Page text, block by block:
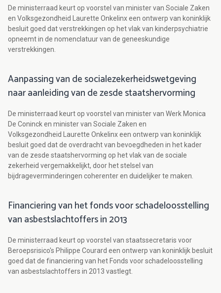
De ministerraad keurt op voorstel van minister van Sociale Zaken
en Volksgezondheid Laurette Onkelinx een ontwerp van koninklijk
besluit goed dat verstrekkingen op het vlak van kinderpsychiatrie
opneemt in de nomenclatuur van de geneeskundige
verstrekkingen.
Aanpassing van de socialezekerheidswetgeving
naar aanleiding van de zesde staatshervorming
De ministerraad keurt op voorstel van minister van Werk Monica
De Coninck en minister van Sociale Zaken en
Volksgezondheid Laurette Onkelinx een ontwerp van koninklijk
besluit goed dat de overdracht van bevoegdheden in het kader
van de zesde staatshervorming op het vlak van de sociale
zekerheid vergemakkelijkt, door het stelsel van
bijdrageverminderingen coherenter en duidelijker te maken.
Financiering van het fonds voor schadeloosstelling
van asbestslachtoffers in 2013
De ministerraad keurt op voorstel van staatssecretaris voor
Beroepsrisico's Philippe Courard een ontwerp van koninklijk besluit
goed dat de financiering van het Fonds voor schadeloosstelling
van asbestslachtoffers in 2013 vastlegt.